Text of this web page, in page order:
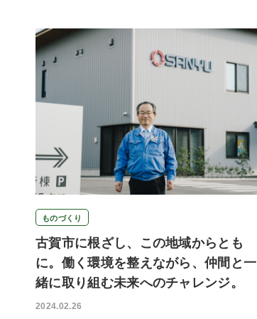
ものづくり
古賀市に根ざし、この地域からとも
に。働く環境を整えながら、仲間と一
緒に取り組む未来へのチャレンジ。
2024.02.26